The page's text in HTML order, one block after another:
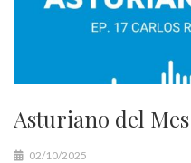
Asturiano del
02/10/2025